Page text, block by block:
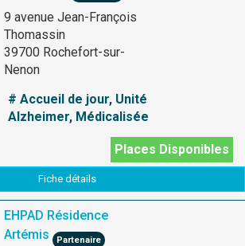
9 avenue Jean-François
Thomassin
39700 Rochefort-sur-
Nenon
# Accueil de jour, Unité
Alzheimer, Médicalisée
Places Disponibles
Fiche détails
EHPAD Résidence
Artémis
Partenaire